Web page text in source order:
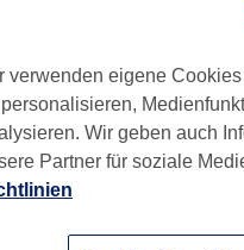
Besuch geschrieben.
Sauberkeit
verwenden eigene
Wir geben auch
Partner für soziale